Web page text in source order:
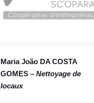
Maria João DA COSTA
GOMES –Nettoyage de
locaux